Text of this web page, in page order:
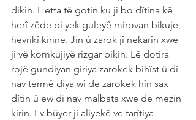
dikin. Hetta tê gotin ku ji bo dîtina kê
herî zêde bi yek guleyê mirovan bikuje,
hevrikî kirine. Jin û zarok jî nekarîn xwe
ji vê komkujiyê rizgar bikin. Lê dotira
rojê gundiyan giriya zarokek bihîst û di
nav termê diya wî de zarokek hîn sax
dîtin û ew di nav malbata xwe de mezin
kirin. Ev bûyer ji aliyekê ve tarîtiya